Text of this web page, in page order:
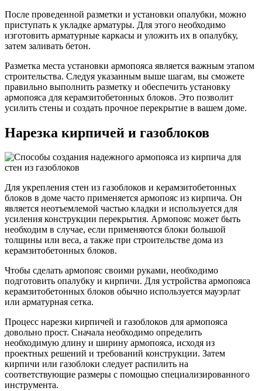
После проведенной разметки и установки опалубки, можно
приступать к укладке арматуры. Для этого необходимо
изготовить арматурные каркасы и уложить их в опалубку,
затем заливать бетон.
Разметка места установки армопояса является важным этапом
строительства. Следуя указанным выше шагам, вы сможете
правильно выполнить разметку и обеспечить установку
армопояса для керамзитобетонных блоков. Это позволит
усилить стены и создать прочное перекрытие в вашем доме.
Нарезка кирпичей и газоблоков
Для укрепления стен из газоблоков и керамзитобетонных
блоков в доме часто применяется армопояс из кирпича. Он
является неотъемлемой частью кладки и используется для
усиления конструкции перекрытия. Армопояс может быть
необходим в случае, если применяются блоки большой
толщины или веса, а также при строительстве дома из
керамзитобетонных блоков.
Чтобы сделать армопояс своими руками, необходимо
подготовить опалубку и кирпичи. Для устройства армопояса
керамзитобетонных блоков обычно используется мауэрлат
или арматурная сетка.
Процесс нарезки кирпичей и газоблоков для армопояса
довольно прост. Сначала необходимо определить
необходимую длину и ширину армопояса, исходя из
проектных решений и требований конструкции. Затем
кирпичи или газоблоки следует распилить на
соответствующие размеры с помощью специализированного
инструмента.